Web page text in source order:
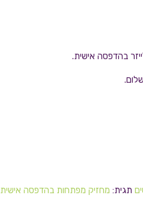
בהדפסה אישית.
תגית: מחזיק מפתחות בהדפסה אישית